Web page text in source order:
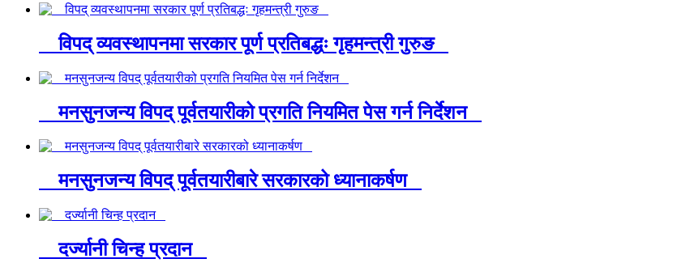
विपद् व्यवस्थापनमा सरकार पूर्ण प्रतिबद्धः गृहमन्त्री गुरुङ
मनसुनजन्य विपद् पूर्वतयारीको प्रगति नियमित पेस गर्न निर्देशन
मनसुनजन्य विपद् पूर्वतयारीबारे सरकारको ध्यानाकर्षण
दर्ज्यानी चिन्ह प्रदान